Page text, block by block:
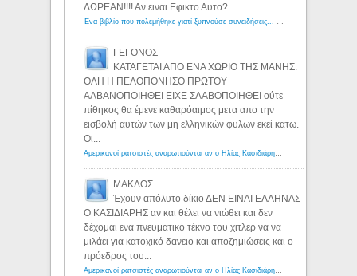
ΔΩΡΕΑΝ!!!! Αν ειναι Εφικτο Αυτο?
Ένα βιβλίο που πολεμήθηκε γιατί ξυπνούσε συνειδήσεις... - Λόγιος Ερμής | Η γνώση ξεκινάει με την αναζήτηση...
ΓΕΓΟΝΟΣ
ΚΑΤΑΓΕΤΑΙ ΑΠΟ ΕΝΑ ΧΩΡΙΟ ΤΗΣ ΜΑΝΗΣ.
ΟΛΗ Η ΠΕΛΟΠΟΝΗΣΟ ΠΡΩΤΟΥ
ΑΛΒΑΝΟΠΟΙΗΘΕΙ ΕΙΧΕ ΣΛΑΒΟΠΟΙΗΘΕΙ ούτε
πίθηκος θα έμενε καθαρόαιμος μετα απο την
εισβολή αυτών των μη ελληνικών φυλων εκεί κατω.
Οι...
Αμερικανοί ρατσιστές αναρωτιούνται αν ο Ηλίας Κασιδιάρης ανήκει στη λευκή φυλή... - Λόγιος Ερμής
ΜΑΚΔΟΣ
Έχουν απόλυτο δίκιο ΔΕΝ ΕΙΝΑΙ ΕΛΛΗΝΑΣ
Ο ΚΑΣΙΔΙΑΡΗΣ αν και θέλει να νιώθει και δεν
δέχομαι ενα πνευματικό τέκνο του χιτλερ να να
μιλάει για κατοχικό δανειο και αποζημιώσεις και ο
πρόεδρος του...
Αμερικανοί ρατσιστές αναρωτιούνται αν ο Ηλίας Κασιδιάρης ανήκει στη λευκή φυλή... - Λόγιος Ερμής